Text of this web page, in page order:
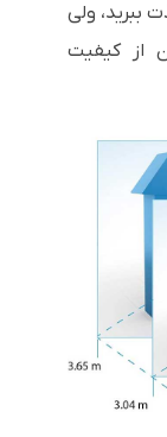
ببرید، ولی
از کیفیت